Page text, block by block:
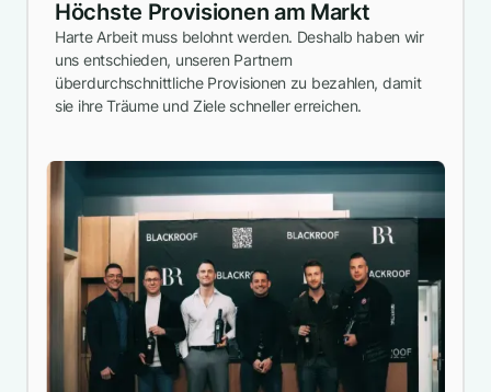
Höchste Provisionen am Markt
Harte Arbeit muss belohnt werden. Deshalb haben wir
uns entschieden, unseren Partnern
überdurchschnittliche Provisionen zu bezahlen, damit
sie ihre Träume und Ziele schneller erreichen.